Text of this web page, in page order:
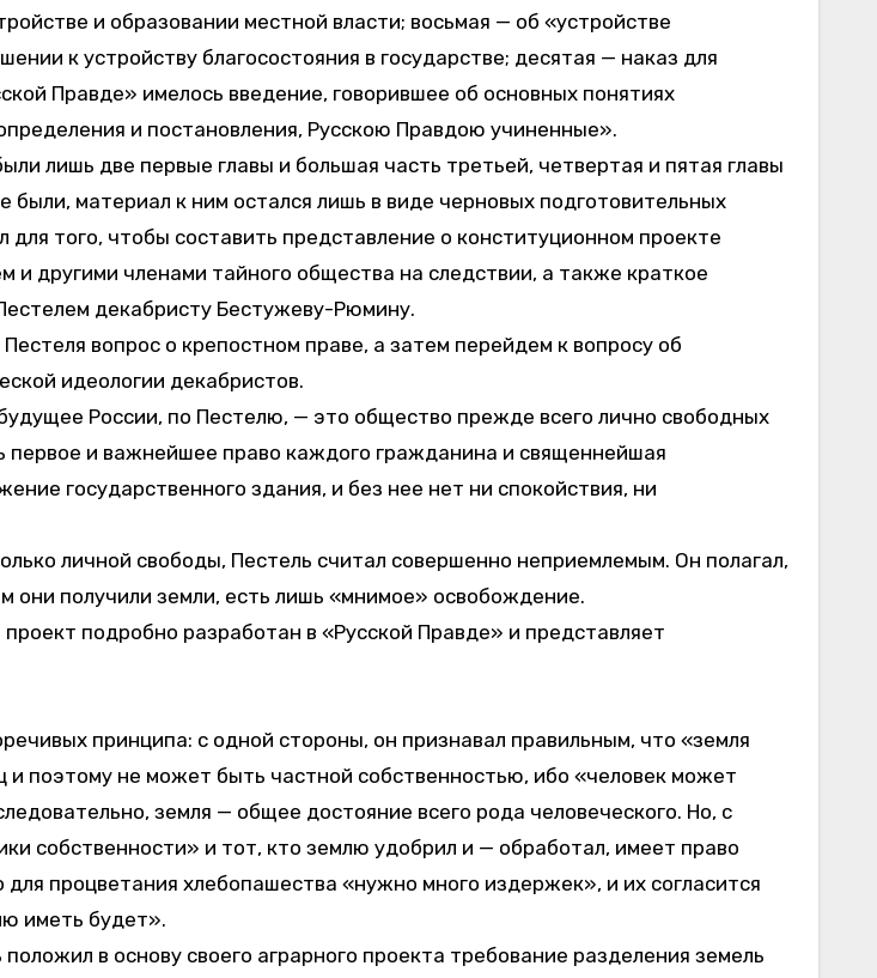
и образовании местной власти; восьмая — об «устройстве
к устройству благосостояния в государстве; десятая — наказ для
Правде» имелось введение, говорившее об основных понятиях
и постановления, Русскою Правдою учиненные».
лишь две первые главы и большая часть третьей, четвертая и пятая главы
материал к ним остался лишь в виде черновых подготовительных
того, чтобы составить представление о конституционном проекте
и другими членами тайного общества на следствии, а также краткое
декабристу Бестужеву-Рюмину.
вопрос о крепостном праве, а затем перейдем к вопросу об
идеологии декабристов.
России, по Пестелю, — это общество прежде всего лично свободных
первое и важнейшее право каждого гражданина и священнейшая
государственного здания, и без нее нет ни спокойствия, ни
личной свободы, Пестель считал совершенно неприемлемым. Он полагал,
они получили земли, есть лишь «мнимое» освобождение.
подробно разработан в «Русской Правде» и представляет
принципа: с одной стороны, он признавал правильным, что «земля
и поэтому не может быть частной собственностью, ибо «человек может
земля — общее достояние всего рода человеческого. Но, с
собственности» и тот, кто землю удобрил и — обработал, имеет право
процветания хлебопашества «нужно много издержек», и их согласится
иметь будет».
в основу своего аграрного проекта требование разделения земель